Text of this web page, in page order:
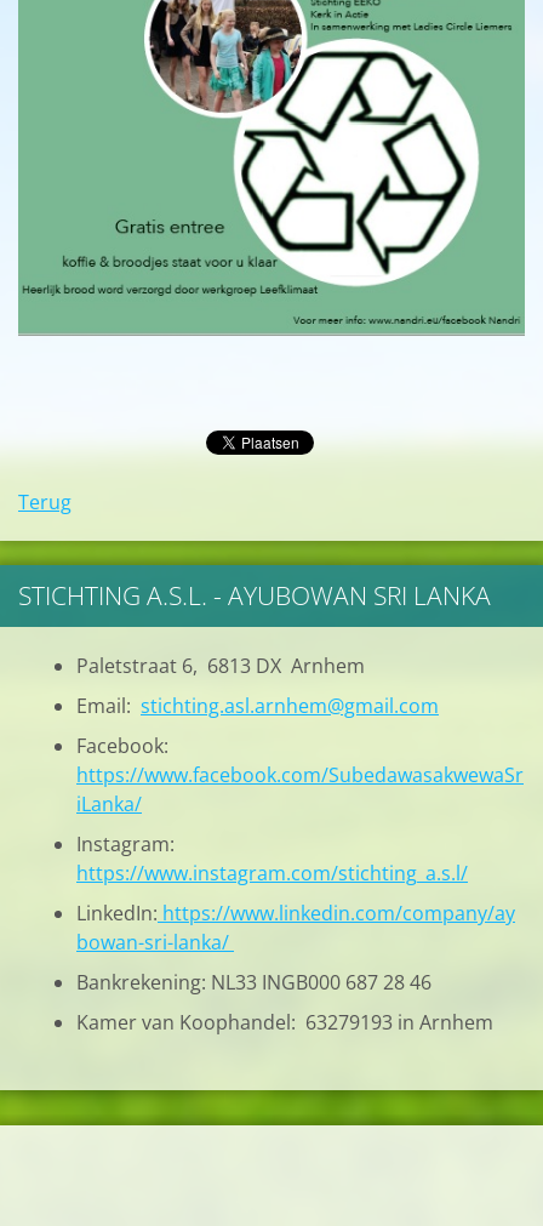
Terug
STICHTING A.S.L. - AYUBOWAN SRI LANKA
Paletstraat 6, 6813 DX Arnhem
Email: stichting.asl.arnhem@gmail.com
Facebook:
https://www.facebook.com/SubedawasakwewaSr
iLanka/
Instagram:
https://www.instagram.com/stichting_a.s.l/
LinkedIn: https://www.linkedin.com/company/ay
bowan-sri-lanka/
Bankrekening: NL33 INGB000 687 28 46
Kamer van Koophandel: 63279193 in Arnhem